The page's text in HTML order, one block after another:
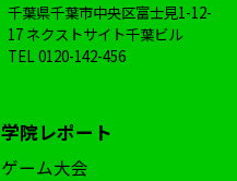
千葉県千葉市中央区富士見1-12-
17 ネクストサイト千葉ビル
TEL0120-142-456
学院レポート
ゲーム大会